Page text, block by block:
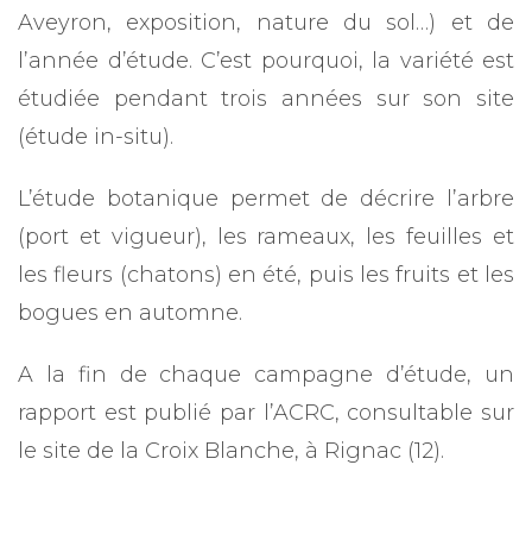
Aveyron, exposition, nature du sol…) et de
l’année d’étude. C’est pourquoi, la variété est
étudiée pendant trois années sur son site
(étude in-situ).
L’étude botanique permet de décrire l’arbre
(port et vigueur), les rameaux, les feuilles et
les fleurs (chatons) en été, puis les fruits et les
bogues en automne.
A la fin de chaque campagne d’étude, un
rapport est publié par l’ACRC, consultable sur
le site de la Croix Blanche, à Rignac (12).